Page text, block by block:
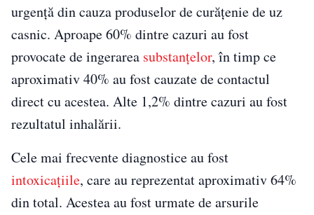
urgență din cauza produselor de curățenie de uz
casnic. Aproape 60% dintre cazuri au fost
provocate de ingerarea substanțelor, în timp ce
aproximativ 40% au fost cauzate de contactul
direct cu acestea. Alte 1,2% dintre cazuri au fost
rezultatul inhalării.
Cele mai frecvente diagnostice au fost
intoxicațiile, care au reprezentat aproximativ 64%
din total. Acestea au fost urmate de arsurile